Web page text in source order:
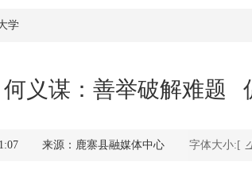
便民提示
学
何义谋：善举破解难题
来源：鹿寨县融媒体中心 字体大小:[